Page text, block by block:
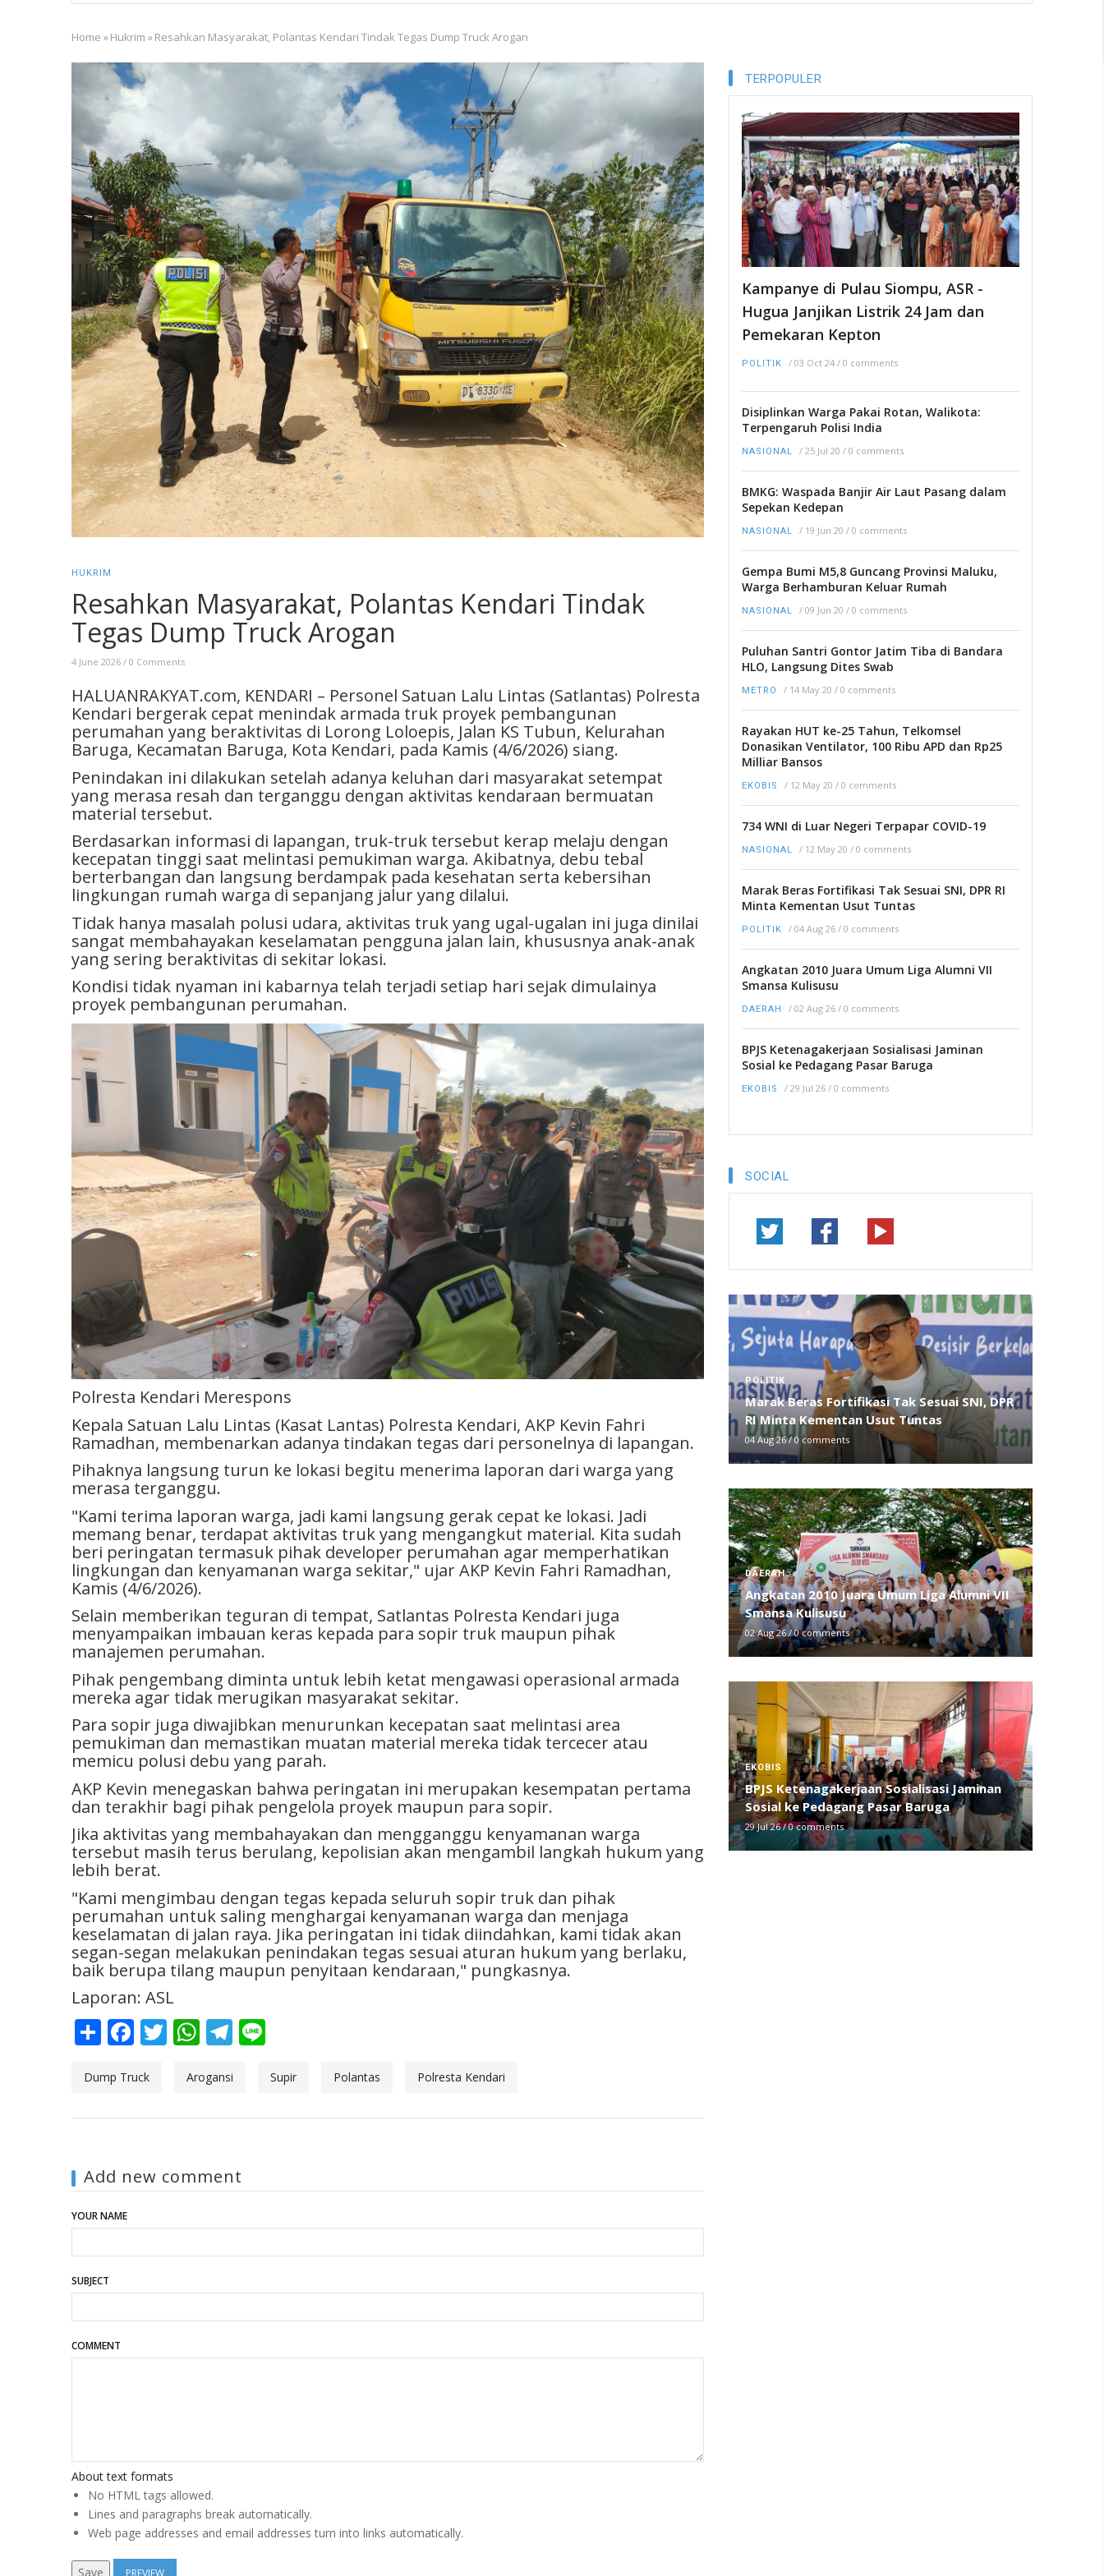
Breadcrumb
Home »Hukrim »Resahkan Masyarakat, Polantas Kendari Tindak Tegas Dump Truck Arogan
HUKRIM
Resahkan Masyarakat, Polantas Kendari Tindak
Tegas Dump Truck Arogan
4 June 2026 / 0 Comments
HALUANRAKYAT.com, KENDARI – Personel Satuan Lalu Lintas (Satlantas) Polresta
Kendari bergerak cepat menindak armada truk proyek pembangunan
perumahan yang beraktivitas di Lorong Loloepis, Jalan KS Tubun, Kelurahan
Baruga, Kecamatan Baruga, Kota Kendari, pada Kamis (4/6/2026) siang.
​Penindakan ini dilakukan setelah adanya keluhan dari masyarakat setempat
yang merasa resah dan terganggu dengan aktivitas kendaraan bermuatan
material tersebut.
Berdasarkan informasi di lapangan, truk-truk tersebut kerap melaju dengan
kecepatan tinggi saat melintasi pemukiman warga. Akibatnya, debu tebal
berterbangan dan langsung berdampak pada kesehatan serta kebersihan
lingkungan rumah warga di sepanjang jalur yang dilalui.
​Tidak hanya masalah polusi udara, aktivitas truk yang ugal-ugalan ini juga dinilai
sangat membahayakan keselamatan pengguna jalan lain, khususnya anak-anak
yang sering beraktivitas di sekitar lokasi.
Kondisi tidak nyaman ini kabarnya telah terjadi setiap hari sejak dimulainya
proyek pembangunan perumahan.
Polresta Kendari Merespons
Kepala Satuan Lalu Lintas (Kasat Lantas) Polresta Kendari, AKP Kevin Fahri
Ramadhan, membenarkan adanya tindakan tegas dari personelnya di lapangan.
Pihaknya langsung turun ke lokasi begitu menerima laporan dari warga yang
merasa terganggu.
​"Kami terima laporan warga, jadi kami langsung gerak cepat ke lokasi. Jadi
memang benar, terdapat aktivitas truk yang mengangkut material. Kita sudah
beri peringatan termasuk pihak developer perumahan agar memperhatikan
lingkungan dan kenyamanan warga sekitar," ujar AKP Kevin Fahri Ramadhan,
Kamis (4/6/2026).
Selain memberikan teguran di tempat, Satlantas Polresta Kendari juga
menyampaikan imbauan keras kepada para sopir truk maupun pihak
manajemen perumahan.
Pihak pengembang diminta untuk lebih ketat mengawasi operasional armada
mereka agar tidak merugikan masyarakat sekitar.
Para sopir juga diwajibkan menurunkan kecepatan saat melintasi area
pemukiman dan memastikan muatan material mereka tidak tercecer atau
memicu polusi debu yang parah.
​AKP Kevin menegaskan bahwa peringatan ini merupakan kesempatan pertama
dan terakhir bagi pihak pengelola proyek maupun para sopir.
Jika aktivitas yang membahayakan dan mengganggu kenyamanan warga
tersebut masih terus berulang, kepolisian akan mengambil langkah hukum yang
lebih berat.
​"Kami mengimbau dengan tegas kepada seluruh sopir truk dan pihak
perumahan untuk saling menghargai kenyamanan warga dan menjaga
keselamatan di jalan raya. Jika peringatan ini tidak diindahkan, kami tidak akan
segan-segan melakukan penindakan tegas sesuai aturan hukum yang berlaku,
baik berupa tilang maupun penyitaan kendaraan," pungkasnya.
Laporan: ASL
ShareFacebook
Twitter
WhatsApp
Telegram
Dump Truck Arogansi Supir Polantas Polresta Kendari
Add new comment
YOUR NAME
SUBJECT
COMMENT
About text formats
No HTML tags allowed.
Lines and paragraphs break automatically.
Web page addresses and email addresses turn into links automatically.
TERPOPULER
Kampanye di Pulau Siompu, ASR -
Hugua Janjikan Listrik 24 Jam dan
Pemekaran Kepton
POLITIK / 03 Oct 24 / 0 comments
Disiplinkan Warga Pakai Rotan, Walikota:
Terpengaruh Polisi India
NASIONAL / 25 Jul 20 / 0 comments
BMKG: Waspada Banjir Air Laut Pasang dalam
Sepekan Kedepan
NASIONAL / 19 Jun 20 / 0 comments
Gempa Bumi M5,8 Guncang Provinsi Maluku,
Warga Berhamburan Keluar Rumah
NASIONAL / 09 Jun 20 / 0 comments
Puluhan Santri Gontor Jatim Tiba di Bandara
HLO, Langsung Dites Swab
METRO / 14 May 20 / 0 comments
Rayakan HUT ke-25 Tahun, Telkomsel
Donasikan Ventilator, 100 Ribu APD dan Rp25
Milliar Bansos
EKOBIS / 12 May 20 / 0 comments
734 WNI di Luar Negeri Terpapar COVID-19
NASIONAL / 12 May 20 / 0 comments
Marak Beras Fortifikasi Tak Sesuai SNI, DPR RI
Minta Kementan Usut Tuntas
POLITIK / 04 Aug 26 / 0 comments
Angkatan 2010 Juara Umum Liga Alumni VII
Smansa Kulisusu
DAERAH / 02 Aug 26 / 0 comments
BPJS Ketenagakerjaan Sosialisasi Jaminan
Sosial ke Pedagang Pasar Baruga
EKOBIS / 29 Jul 26 / 0 comments
SOCIAL
POLITIK
Marak Beras Fortifikasi Tak Sesuai SNI, DPR
RI Minta Kementan Usut Tuntas
04 Aug 26/0 comments
DAERAH
Angkatan 2010 Juara Umum Liga Alumni VII
Smansa Kulisusu
02 Aug 26 /0 comments
EKOBIS
BPJS Ketenagakerjaan Sosialisasi Jaminan
Sosial ke Pedagang Pasar Baruga
29 Jul 26/0 comments